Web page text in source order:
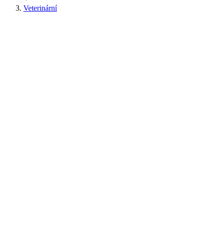
Veterinární